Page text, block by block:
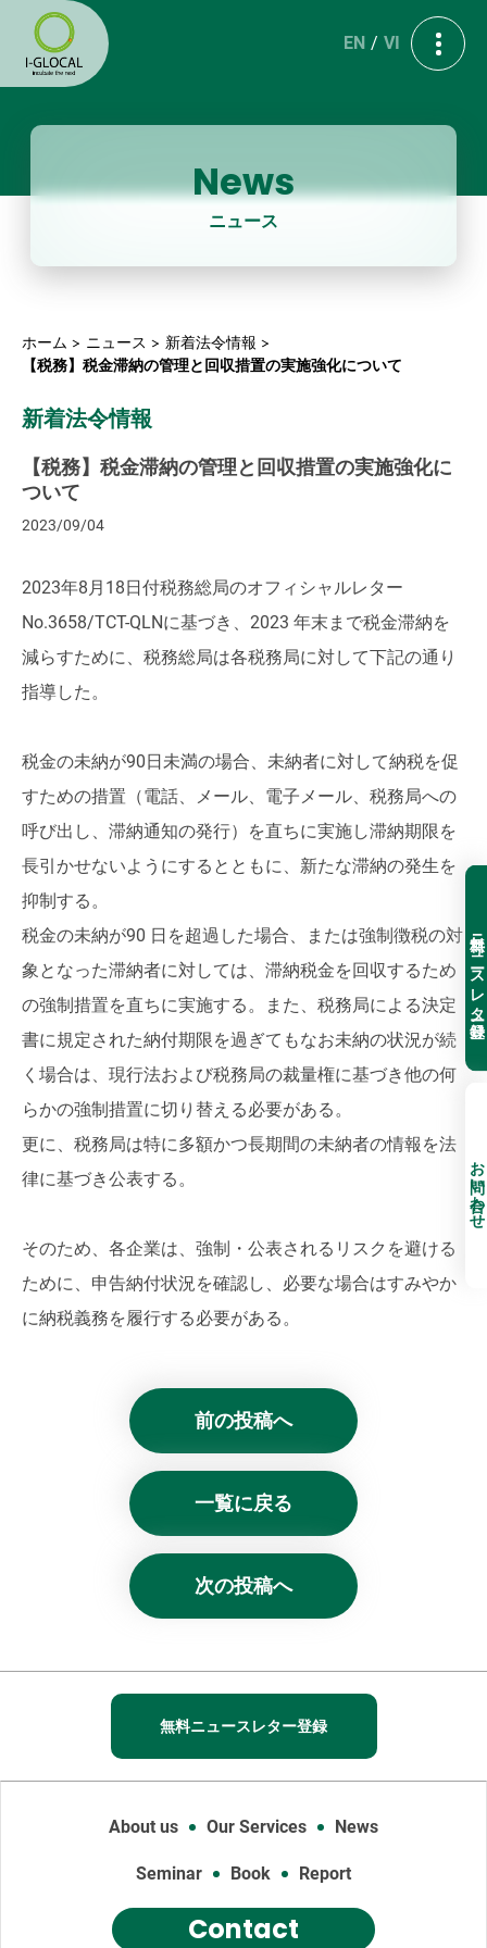
EN VI
News
ニュース
ホーム ニュース
新着法令情報
【税務】税金滞納の管理と回収措置の実施強化について
新着法令情報
【税務】税金滞納の管理と回収措置の実施強化に
ついて
2023/09/04
2023年8月18日付税務総局のオフィシャルレター
No.3658/TCT-QLNに基づき、2023 年末まで税金滞納を
減らすために、税務総局は各税務局に対して下記の通り
指導した。
税金の未納が90日未満の場合、未納者に対して納税を促
すための措置（電話、メール、電子メール、税務局への
呼び出し、滞納通知の発行）を直ちに実施し滞納期限を
長引かせないようにするとともに、新たな滞納の発生を
抑制する。
税金の未納が90 日を超過した場合、または強制徴税の対
象となった滞納者に対しては、滞納税金を回収するため
の強制措置を直ちに実施する。また、税務局による決定
書に規定された納付期限を過ぎてもなお未納の状況が続
く場合は、現行法および税務局の裁量権に基づき他の何
らかの強制措置に切り替える必要がある。
更に、税務局は特に多額かつ長期間の未納者の情報を法
律に基づき公表する。
そのため、各企業は、強制・公表されるリスクを避ける
ために、申告納付状況を確認し、必要な場合はすみやか
に納税義務を履行する必要がある。
前の投稿へ
一覧に戻る
次の投稿へ
無料ニュースレター登録
お問い合わせ
無料ニュースレター登録
About us Our Services News
Seminar Book Report
Contact